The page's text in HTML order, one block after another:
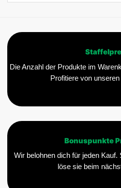
Die Anzahl der Produkte im
Profitiere von
Bonuspunkte
Wir belohnen dich für jeden
löse sie beim